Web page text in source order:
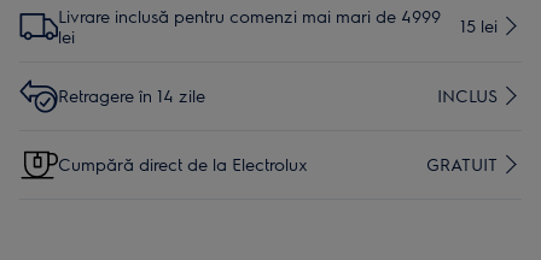
Livrare inclusă pentru comenzi mai mari de 4999
lei
15 lei
Retragere în 14 zile INCLUS
Cumpără direct de la Electrolux GRATUIT